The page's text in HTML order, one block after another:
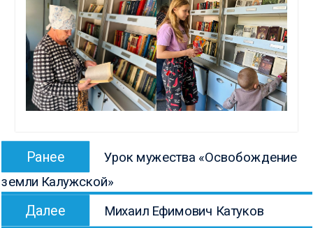
Навигация
записям
Ранее
запись:
Урок мужества «Освобождение
земли Калужской»
Далее
запись:
Михаил Ефимович Катуков